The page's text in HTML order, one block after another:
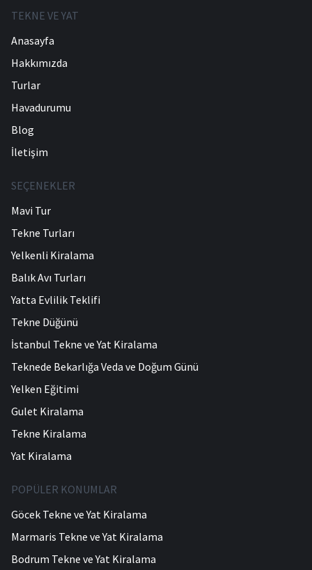
TEKNE VE YAT
Anasayfa
Hakkımızda
Turlar
Havadurumu
Blog
İletişim
SEÇENEKLER
Mavi Tur
Tekne Turları
Yelkenli Kiralama
Balık Avı Turları
Yatta Evlilik Teklifi
Tekne Düğünü
İstanbul Tekne ve Yat Kiralama
Teknede Bekarlığa Veda ve Doğum Günü
Yelken Eğitimi
Gulet Kiralama
Tekne Kiralama
Yat Kiralama
POPÜLER KONUMLAR
Göcek Tekne ve Yat Kiralama
Marmaris Tekne ve Yat Kiralama
Bodrum Tekne ve Yat Kiralama